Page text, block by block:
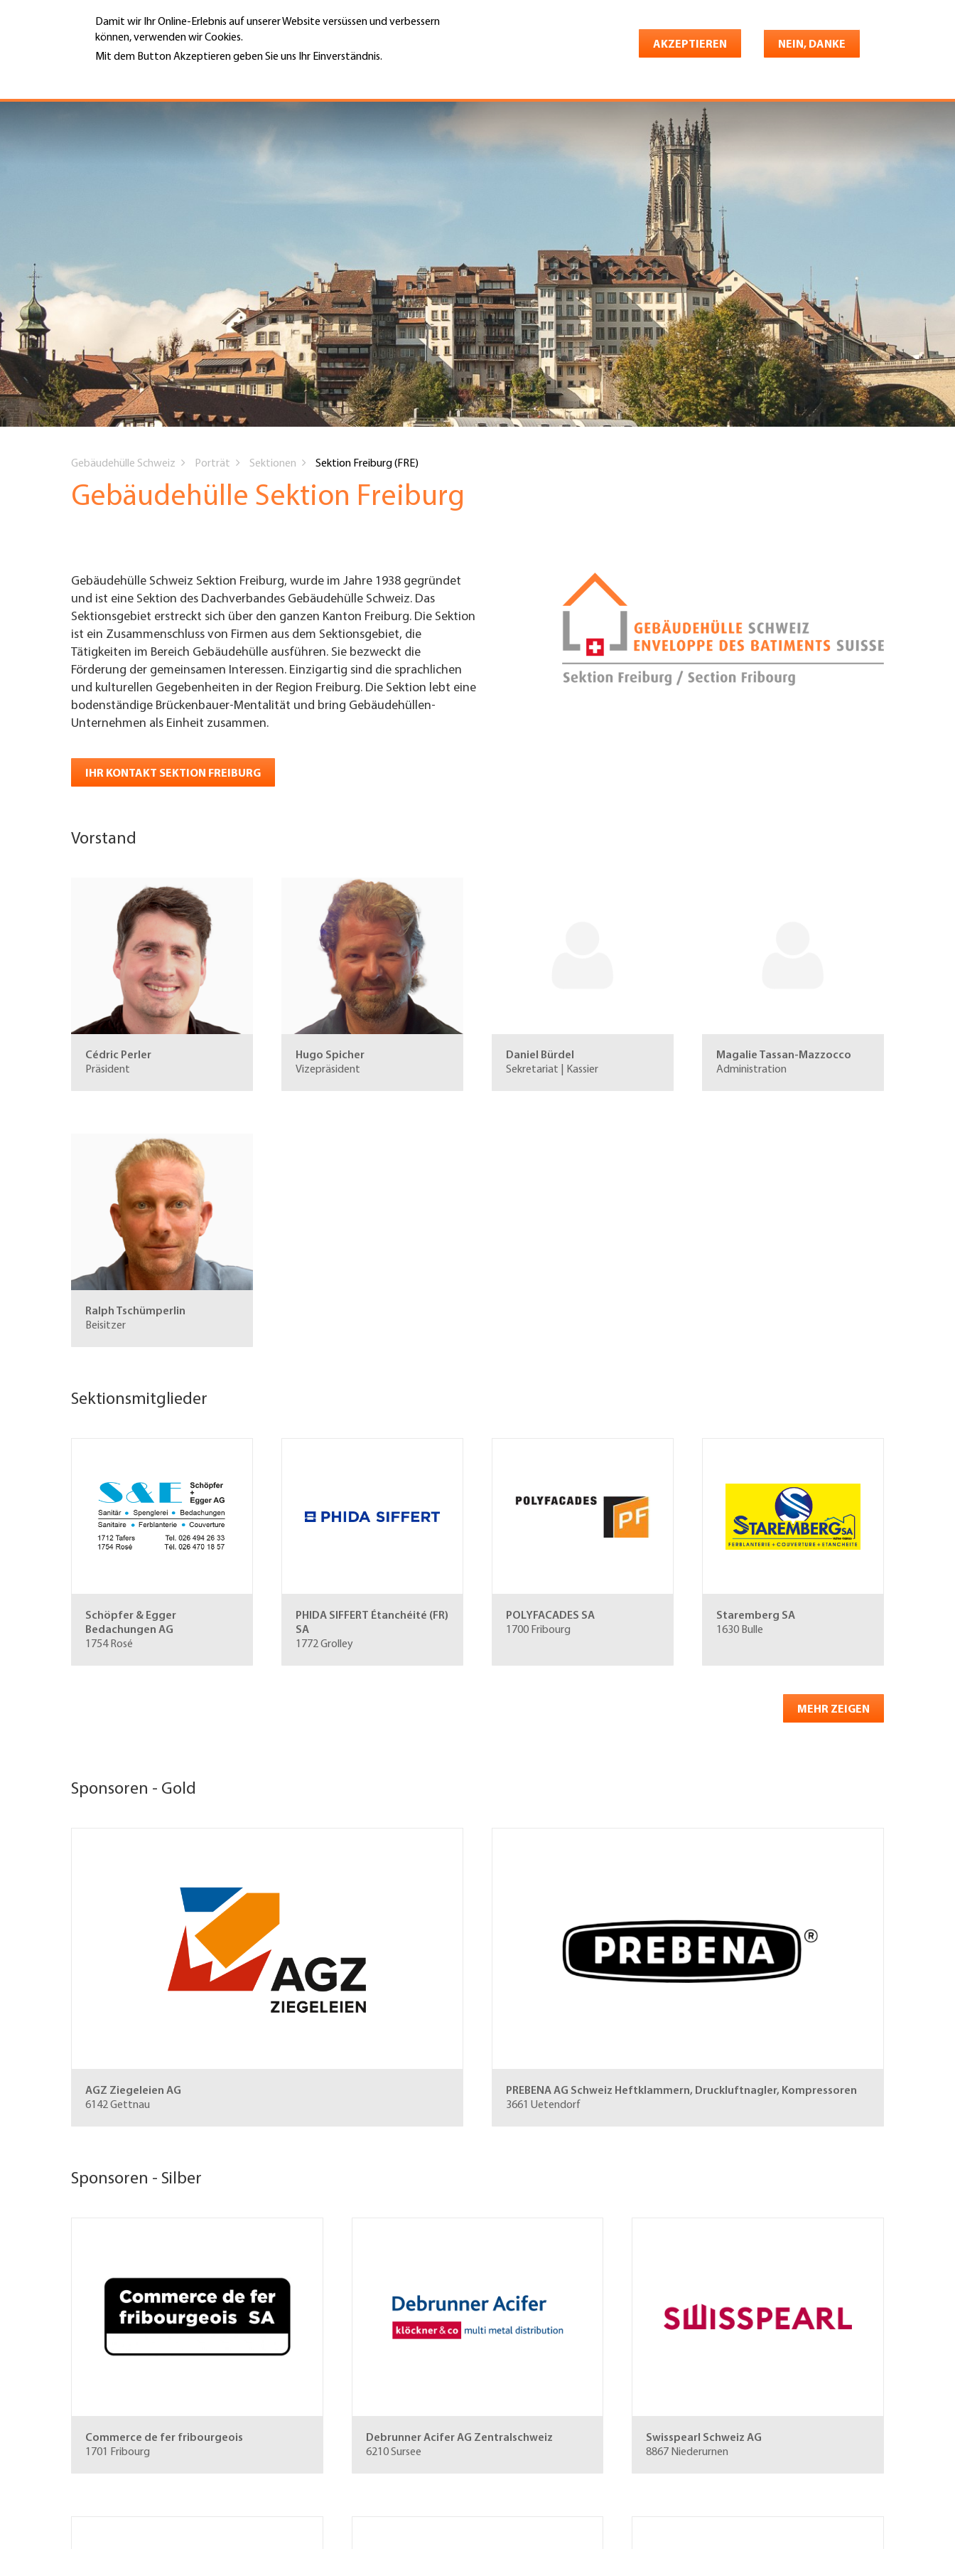
Damit wir Ihr Online-Erlebnis auf unserer Website versüssen und verbessern
können, verwenden wir Cookies.
Mit dem Button Akzeptieren geben Sie uns Ihr Einverständnis.
AKZEPTIEREN NEIN, DANKE
Hauptnavigation
PORTRÄT
MITGLIEDSCHAFT
JOBS & KARRIERE
UNTERNEHMEN FINDEN
FACHZEITSCHRIFT
MENÜ
Top
Menu
Jobs & Karriere Shop Konto Deutsch
are
Gebäudehülle Schweiz Porträt Sektionen Sektion Freiburg (FRE)
Gebäudehülle Sektion Freiburg
Gebäudehülle Schweiz Sektion Freiburg, wurde im Jahre 1938 gegründet
und ist eine Sektion des Dachverbandes Gebäudehülle Schweiz. Das
Sektionsgebiet erstreckt sich über den ganzen Kanton Freiburg. Die Sektion
ist ein Zusammenschluss von Firmen aus dem Sektionsgebiet, die
Tätigkeiten im Bereich Gebäudehülle ausführen. Sie bezweckt die
Förderung der gemeinsamen Interessen. Einzigartig sind die sprachlichen
und kulturellen Gegebenheiten in der Region Freiburg. Die Sektion lebt eine
bodenständige Brückenbauer-Mentalität und bring Gebäudehüllen-
Unternehmen als Einheit zusammen.
IHR KONTAKT SEKTION FREIBURG
Vorstand
Cédric Perler
Präsident
Hugo Spicher
Vizepräsident
Daniel Bürdel
Sekretariat | Kassier
Magalie Tassan-Mazzocco
Administration
Ralph Tschümperlin
Beisitzer
Sektionsmitglieder
Schöpfer & Egger
Bedachungen AG
1754 Rosé
PHIDA SIFFERT Étanchéité (FR)
SA
1772 Grolley
POLYFACADES SA
1700 Fribourg
Staremberg SA
1630 Bulle
MEHR ZEIGEN
Sponsoren - Gold
AGZ Ziegeleien AG
6142 Gettnau
PREBENA AG Schweiz Heftklammern, Druckluftnagler, Kompressoren
3661 Uetendorf
Sponsoren - Silber
Commerce de fer fribourgeois
1701 Fribourg
Debrunner Acifer AG Zentralschweiz
6210 Sursee
Swisspearl Schweiz AG
8867 Niederurnen